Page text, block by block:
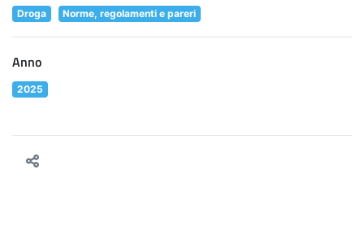
Droga Norme, regolamenti e pareri
Anno
2025